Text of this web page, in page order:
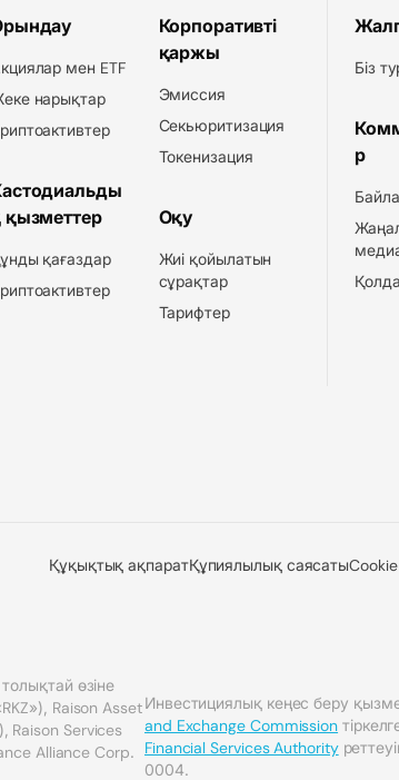
мен ETF
нарықтар
қызметтер
қағаздар
Корпоративті
қаржы
Эмиссия
Секьюритизация
Токенизация
Оқу
Жиі қойылатын
сұрақтар
Тарифтер
Біз
р
Құқықтық ақпаратҚұпиялылық саясаты
өзіне
Raison Asset
Raison Services
Alliance Corp.
Инвестициялық кеңес беру
and Exchange Commission
Financial Services Authority
0004.